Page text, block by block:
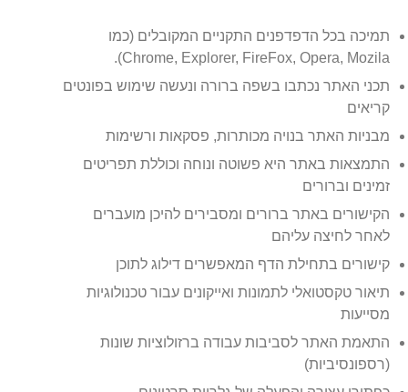
תמיכה בכל הדפדפנים התקניים המקובלים (כמו
Chrome, Explorer, FireFox, Opera, Mozila).
תכני האתר נכתבו בשפה ברורה ונעשה שימוש בפונטים
קריאים
מבניות האתר בנויה מכותרות, פסקאות ורשימות
התמצאות באתר היא פשוטה ונוחה וכוללת תפריטים
זמינים וברורים
הקישורים באתר ברורים ומסבירים להיכן מועברים
לאחר לחיצה עליהם
קישורים בתחילת הדף המאפשרים דילוג לתוכן
תיאור טקסטואלי לתמונות ואייקונים עבור טכנולוגיות
מסייעות
התאמת האתר לסביבות עבודה ברזולוציות שונות
(רספונסיביות)